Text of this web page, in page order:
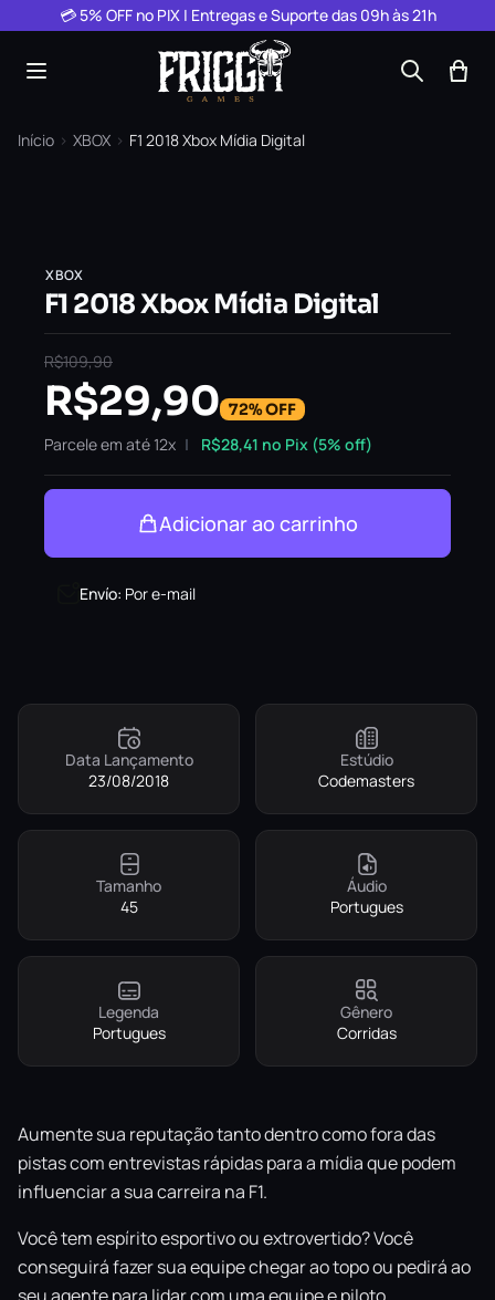
Pular para o conteúdo
💳 5% OFF no PIX | Entregas e Suporte das 09h às 21h
Início › XBOX › F1 2018 Xbox Mídia Digital
XBOX
F1 2018 Xbox Mídia Digital
R$109,90
R$29,90 72% OFF
Parcele em até 12x R$28,41 no Pix (5% off)
Adicionar ao carrinho
Envío: Por e-mail
Data Lançamento
23/08/2018
Estúdio
Codemasters
Tamanho
45
Áudio
Portugues
Legenda
Portugues
Gênero
Corridas
Aumente sua reputação tanto dentro como fora das
pistas com entrevistas rápidas para a mídia que podem
influenciar a sua carreira na F1.
Você tem espírito esportivo ou extrovertido? Você
conseguirá fazer sua equipe chegar ao topo ou pedirá ao